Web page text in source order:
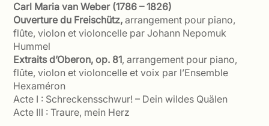
Carl Maria van Weber (1786 – 1826)
Ouverture du Freischütz, arrangement pour piano,
flûte, violon et violoncelle par Johann Nepomuk
Hummel
Extraits d’Oberon, op. 81, arrangement pour piano,
flûte, violon et violoncelle et voix par l’Ensemble
Hexaméron
Acte I : Schreckensschwur! – Dein wildes Quälen
Acte III : Traure, mein Herz